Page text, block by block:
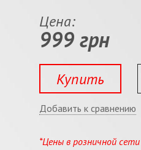
Цена:
999 грн
Купить
Добавить к сравнению
*Цены в розничной